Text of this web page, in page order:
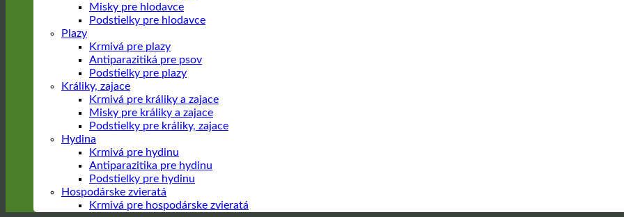
Misky pre hlodavce
Podstielky pre hlodavce
Plazy
Krmivá pre plazy
Antiparazitiká pre psov
Podstielky pre plazy
Králiky, zajace
Krmivá pre králiky a zajace
Misky pre králiky a zajace
Podstielky pre králiky, zajace
Hydina
Krmivá pre hydinu
Antiparazitika pre hydinu
Podstielky pre hydinu
Hospodárske zvieratá
Krmivá pre hospodárske zvieratá